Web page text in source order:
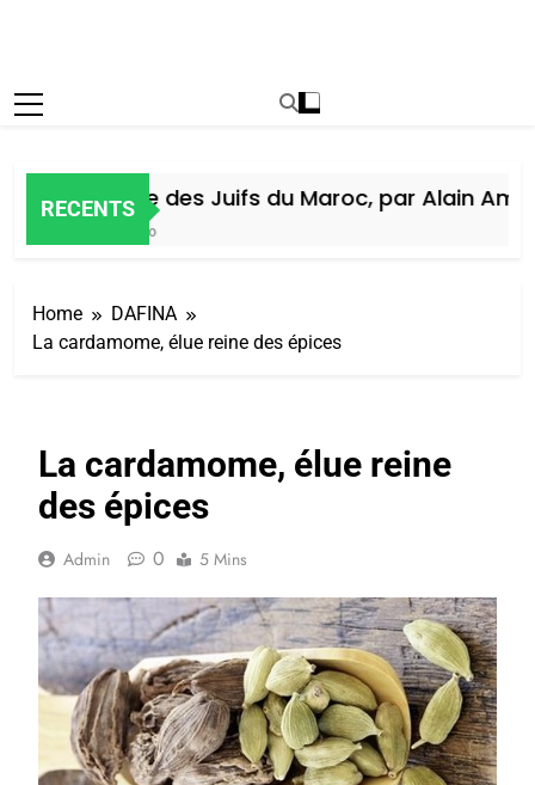
RECENTS
Histoire des Juifs du Maroc, par Alain Amiel
Home
DAFINA
La cardamome, élue reine des épices
La cardamome, élue reine
des épices
Admin 0 5 Mins